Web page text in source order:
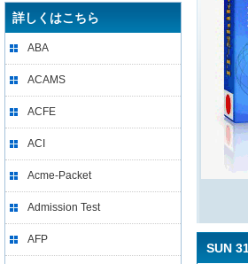
詳しくはこちら
ABA
ACAMS
ACFE
ACI
Acme-Packet
Admission Test
AFP
SUN